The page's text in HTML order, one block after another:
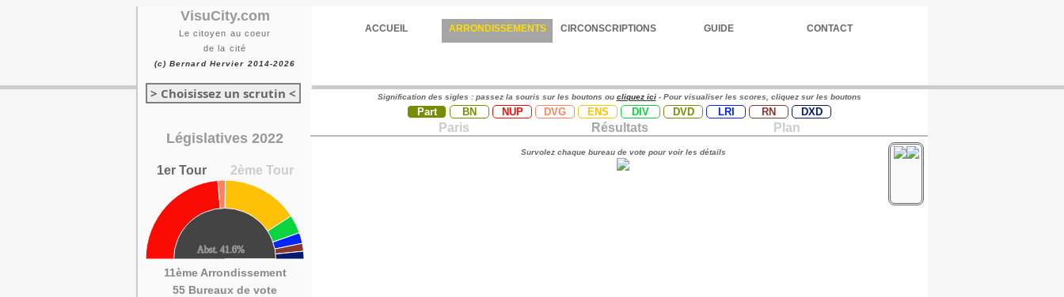
VisuCity.com
Le citoyen au coeur
de la cité
(c) Bernard Hervier 2014-2026
ACCUEIL ARRONDISSEMENTS CIRCONSCRIPTIONS GUIDE CONTACT
> Choisissez un scrutin <
Législatives 2022
1er Tour 2ème Tour
11ème Arrondissement
55 Bureaux de vote
Signification des sigles : passez la souris sur les boutons ou cliquez ici- Pour visualiser les scores, cliquez sur les boutons
Part BN NUP DVG ENS DIV DVD LRI RN DXD
Paris Résultats Plan
Survolez chaque bureau de vote pour voir les détails